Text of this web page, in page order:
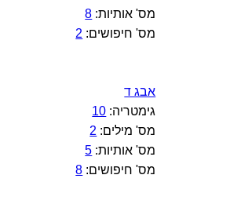
מס' אותיות: 8
מס' חיפושים: 2
אבג ד
גימטריה: 10
מס' מילים: 2
מס' אותיות: 5
מס' חיפושים: 8